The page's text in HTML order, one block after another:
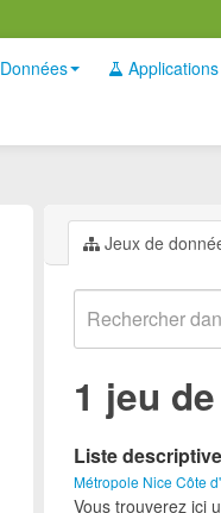
Données Applications
Jeux de
1 jeu
Liste
Métropole Nice Côte
Vous trouverez ici